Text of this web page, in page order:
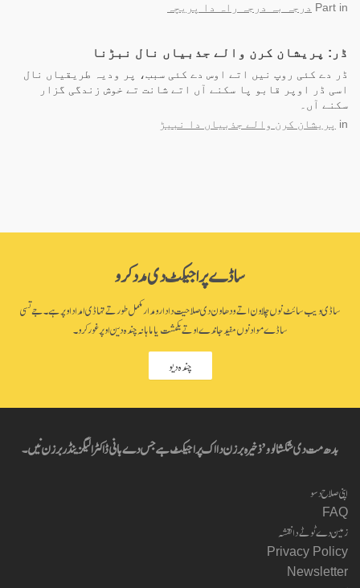
Part in درجہ بہ درجہ راہ دا پریچہ
ڈر: پریشان کرن والے جذبیاں نال نبڑنا
ڈر دے کئی روپ نیں اتے اوس دے کئی سبب، پر ودیہ طریقیاں نال
اسی ڈر اوپر قابو پا سکنے آں اتے شانت تے خوش زندگی گزار
سکنے آں۔
in پریشان کرن والے جذبیاں دا نبیڑ
ساڈے پراجیکٹ دی مدد کرو
ساڈی ویب سائٹ نوں چلاون اتے ودھاون دی صلاحیت دا دارومدار مکمل طور تے تہاڈی امداد اوپر ہے۔ جے تسی
ساڈے مواد نوں مفید جاندے او تے یکمشت یا ماہانہ چندہ دین اوپر غور کرو۔
چندہ دیو
بدھ مت دی شکشا لوو’ ذخیرہ برزن دا اک پراجیکٹ ہے جس دے بانی ڈاکٹر الیگزینڈر برزن نیں۔
اپنی صلاح دسو
FAQ
زمین دے ٹوٹے دا نقشہ
Privacy Policy
Newsletter